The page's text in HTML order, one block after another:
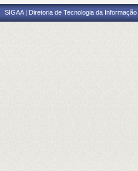
SIGAA | Diretoria de Tecnologia da